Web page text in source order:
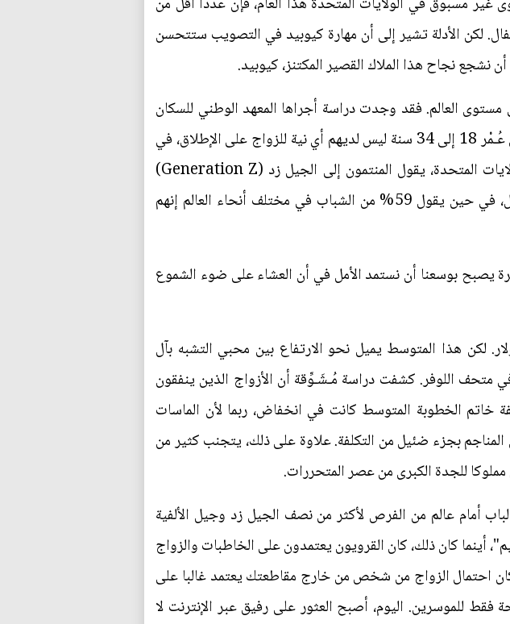
لكن الأدلة تشير إلى أن مهارة كيوبيد في التصويب ستتحسن
نشجع نجاح هذا الملاك القصير المكتنز، كيوبيد.
العالم. فقد وجدت دراسة أجراها المعهد الوطني للسكان
والضمان الاجتماعي في اليابان أن 17.3% من الرجال و14.6% من النساء من عُـمْر 18 إلى 34 سنة ليس لديهم أي نية للزواج على الإطلاق، في
حين أقسم كثير من الشابات على الامتناع عن ممارسة الجنس تماما. في الولايات المتحدة، يقول المنتمون إلى الجيل زد (Generation Z)
لمنظمي استطلاعات الرأي إنهم لن يكسبوا أبدا ما يكفي من المال لشراء منزل، في حين يقول 59% من الشباب في مختلف أنحاء العالم إنهم
يصبح بوسعنا أن نستمد الأمل في أن العشاء على ضوء الشموع
باهظة الثمن، إذ يبلغ متوسط سعر خاتم الخطوبة حوالي 5500 دولار. لكن هذا المتوسط يميل نحو الارتفاع بين محبي التشبه بآل
اللوفر. كشفت دراسة مُـشَـوِّقة أن الأزواج الذين ينفقون
خاتم الخطوبة المتوسط كانت في انخفاض، ربما لأن الماسات
بجزء ضئيل من التكلفة. علاوة على ذلك، يتجنب كثير من
مملوكا للجدة الكبرى من عصر المتحررات.
أمام عالم من الفرص لأكثر من نصف الجيل زد وجيل الألفية
أينما كان ذلك، كان القرويون يعتمدون على الخاطبات والزواج
احتمال الزواج من شخص من خارج مقاطعتك يعتمد غالبا على
للموسرين. اليوم، أصبح العثور على رفيق عبر الإنترنت لا